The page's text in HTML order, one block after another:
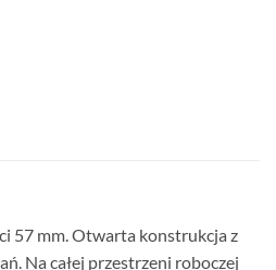
57 mm. Otwarta konstrukcja z
Na całej przestrzeni roboczej